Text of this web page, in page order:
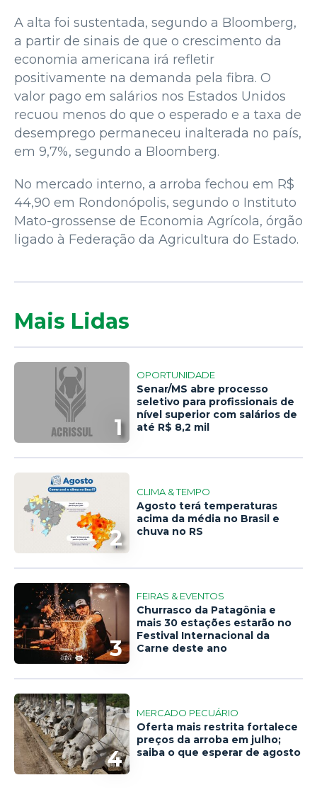
A alta foi sustentada, segundo a Bloomberg,
a partir de sinais de que o crescimento da
economia americana irá refletir
positivamente na demanda pela fibra. O
valor pago em salários nos Estados Unidos
recuou menos do que o esperado e a taxa de
desemprego permaneceu inalterada no país,
em 9,7%, segundo a Bloomberg.
No mercado interno, a arroba fechou em R$
44,90 em Rondonópolis, segundo o Instituto
Mato-grossense de Economia Agrícola, órgão
ligado à Federação da Agricultura do Estado.
Mais Lidas
1
OPORTUNIDADE
Senar/MS abre processo
seletivo para profissionais de
nível superior com salários de
até R$ 8,2 mil
2
CLIMA & TEMPO
Agosto terá temperaturas
acima da média no Brasil e
chuva no RS
3
FEIRAS & EVENTOS
Churrasco da Patagônia e
mais 30 estações estarão no
Festival Internacional da
Carne deste ano
4
MERCADO PECUÁRIO
Oferta mais restrita fortalece
preços da arroba em julho;
saiba o que esperar de agosto